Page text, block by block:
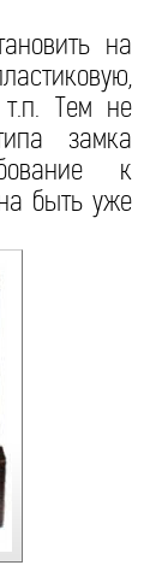
на
т.п. Тем не
замка
к
быть уже